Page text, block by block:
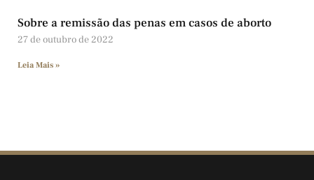
Sobre a remissão das penas em casos de aborto
27 de outubro de 2022
Leia Mais »